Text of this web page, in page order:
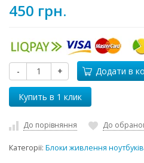
450 грн.
- + Додати в
До порівняння До
Категорії: Блоки живлення ноутбуків